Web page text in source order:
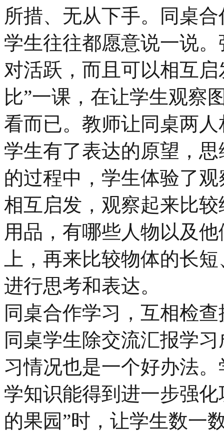
所措、无从下手。同桌
学生往往都愿意说一说
对活跃，而且可以相互
比”一课，在让学生观察
看而已。教师让同桌两
学生有了表达的原望，
的过程中，学生体验了
相互启发，观察起来比
用品，有哪些人物以及
上，再来比较物体的长
进行思考和表达。
同桌合作学习，互相检查
同桌学生除交流汇报学
习情况也是一个好办法
学知识能得到进一步强
的果园”时，让学生数一